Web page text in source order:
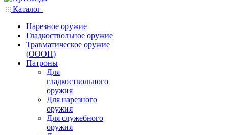
Каталог
Нарезное оружие
Гладкоствольное оружие
Травматическое оружие
(ОООП)
Патроны
Для
гладкоствольного
оружия
Для нарезного
оружия
Для служебного
оружия